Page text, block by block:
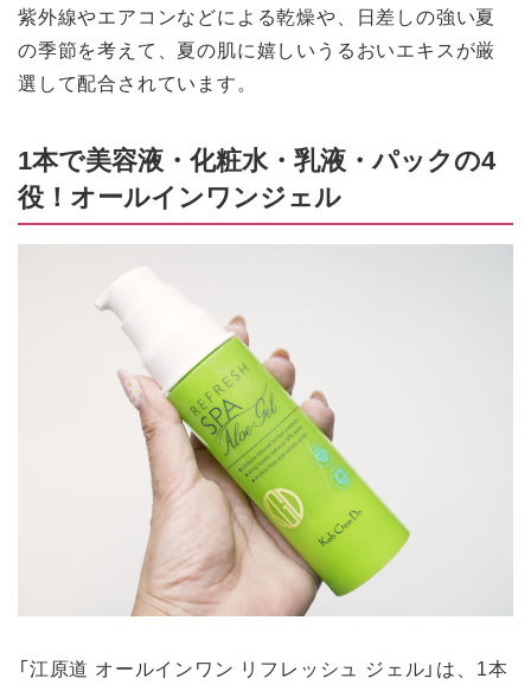
紫外線やエアコンなどによる乾燥や、日差しの強い夏
の季節を考えて、夏の肌に嬉しいうるおいエキスが厳
選して配合されています。
1本で美容液・化粧水・乳液・パックの4
役！オールインワンジェル
「江原道 オールインワン リフレッシュ ジェル」は、1本